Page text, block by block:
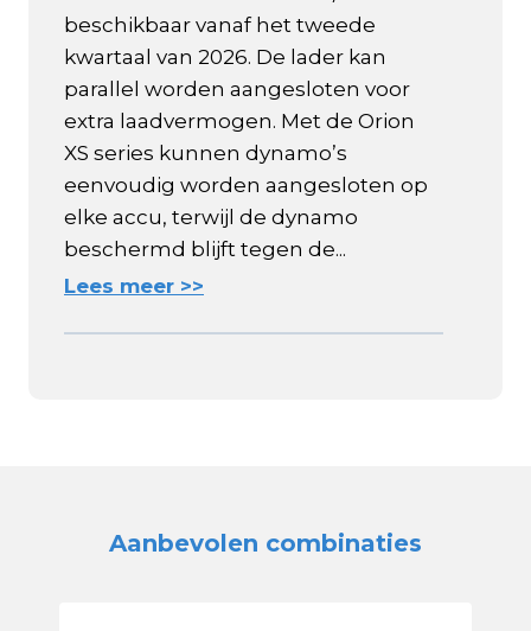
beschikbaar vanaf het tweede
kwartaal van 2026. De lader kan
parallel worden aangesloten voor
extra laadvermogen. Met de Orion
XS series kunnen dynamo’s
eenvoudig worden aangesloten op
elke accu, terwijl de dynamo
beschermd blijft tegen de...
Lees meer >>
Aanbevolen combinaties